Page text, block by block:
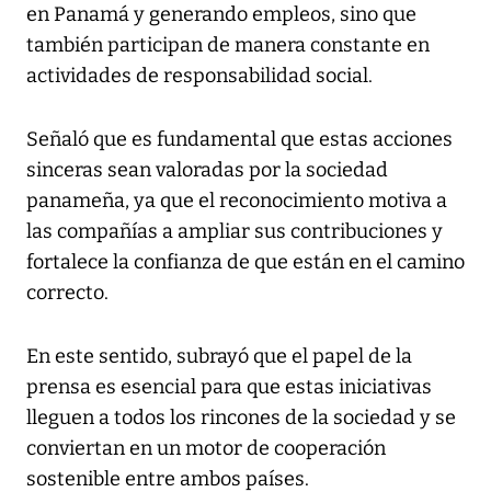
en Panamá y generando empleos, sino que
también participan de manera constante en
actividades de responsabilidad social.
Señaló que es fundamental que estas acciones
sinceras sean valoradas por la sociedad
panameña, ya que el reconocimiento motiva a
las compañías a ampliar sus contribuciones y
fortalece la confianza de que están en el camino
correcto.
En este sentido, subrayó que el papel de la
prensa es esencial para que estas iniciativas
lleguen a todos los rincones de la sociedad y se
conviertan en un motor de cooperación
sostenible entre ambos países.